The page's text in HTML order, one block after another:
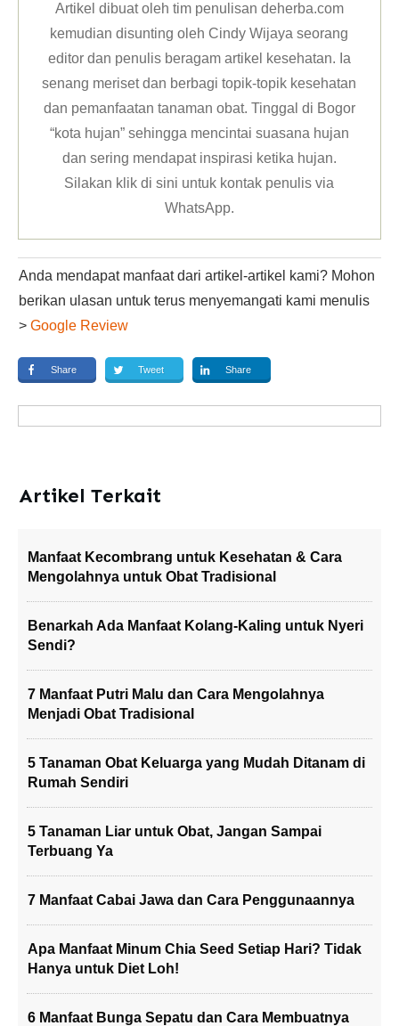
Artikel dibuat oleh tim penulisan deherba.com
kemudian disunting oleh Cindy Wijaya seorang
editor dan penulis beragam artikel kesehatan. Ia
senang meriset dan berbagi topik-topik kesehatan
dan pemanfaatan tanaman obat. Tinggal di Bogor
“kota hujan” sehingga mencintai suasana hujan
dan sering mendapat inspirasi ketika hujan.
Silakan klikdi sini untuk kontak penulis via
WhatsApp.
Anda mendapat manfaat dari artikel-artikel kami? Mohon
berikan ulasan untuk terus menyemangati kami menulis
> Google Review
Share Tweet Share
Artikel Terkait
Manfaat Kecombrang untuk Kesehatan & Cara
Mengolahnya untuk Obat Tradisional
Benarkah Ada Manfaat Kolang-Kaling untuk Nyeri
Sendi?
7 Manfaat Putri Malu dan Cara Mengolahnya
Menjadi Obat Tradisional
5 Tanaman Obat Keluarga yang Mudah Ditanam di
Rumah Sendiri
5 Tanaman Liar untuk Obat, Jangan Sampai
Terbuang Ya
7 Manfaat Cabai Jawa dan Cara Penggunaannya
Apa Manfaat Minum Chia Seed Setiap Hari? Tidak
Hanya untuk Diet Loh!
6 Manfaat Bunga Sepatu dan Cara Membuatnya